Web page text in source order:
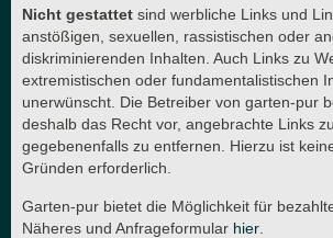
Nicht gestattet sind werbliche Links und
anstößigen, sexuellen, rassistischen oder
diskriminierenden Inhalten. Auch Links zu
extremistischen oder fundamentalistischen
unerwünscht. Die Betreiber von garten-pur
deshalb das Recht vor, angebrachte Links
gegebenenfalls zu entfernen. Hierzu ist
Gründen erforderlich.
Garten-pur bietet die Möglichkeit für
Näheres und Anfrageformular hier